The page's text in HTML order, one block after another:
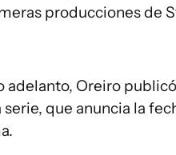
producciones de
Oreiro
que anuncia la